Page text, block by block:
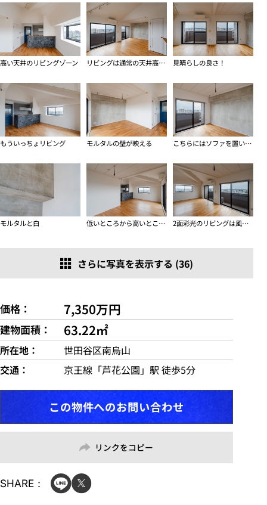
高い天井のリビングゾーン リビングは通常の天井高もあり高低差に落ち着く 見晴らしの良さ！
もういっちょリビング モルタルの壁が映える こちらにはソファを置いてみましょうか
モルタルと白 低いところから高いところを見る 2面彩光のリビングは風も光も抜ける
さらに写真を表示する (36)
価格 7,350万円
建物面積 63.22㎡
所在地
世田谷区南烏山
交通
京王線「芦花公園」駅 徒歩5分
この物件へのお問い合わせ
リンクをコピー
SHARE：